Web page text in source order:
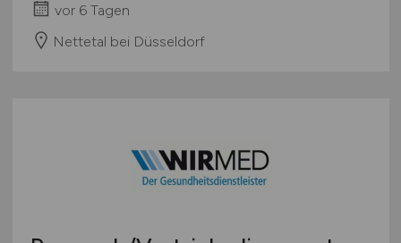
vor 6 Tagen
Nettetal bei Düsseldorf